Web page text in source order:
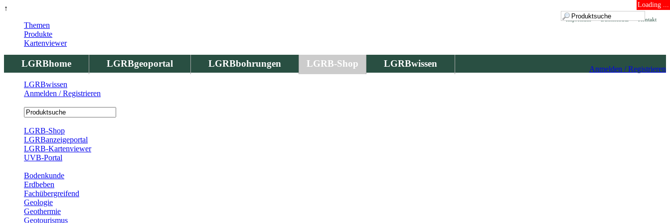
↑ Loading ...
Kontakt
Datenschutz
Impressum
LGRBhome LGRBgeoportal LGRBbohrungen LGRB-Shop LGRBwissen
Anmelden / Registrieren
Themen
Produkte
Kartenviewer
LGRBwissen
Anmelden / Registrieren
LGRB-Shop
LGRBanzeigeportal
LGRB-Kartenviewer
UVB-Portal
Bodenkunde
Erdbeben
Fachübergreifend
Geologie
Geothermie
Geotourismus